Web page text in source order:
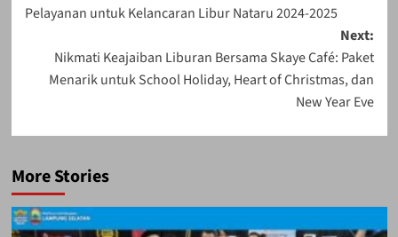
Pelayanan untuk Kelancaran Libur Nataru 2024-2025
Next:
Nikmati Keajaiban Liburan Bersama Skaye Café: Paket
Menarik untuk School Holiday, Heart of Christmas, dan
New Year Eve
More Stories